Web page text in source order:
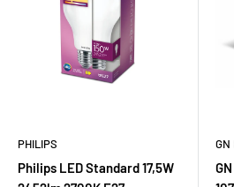
PHILIPS
Philips LED Standard 17,5W
GN